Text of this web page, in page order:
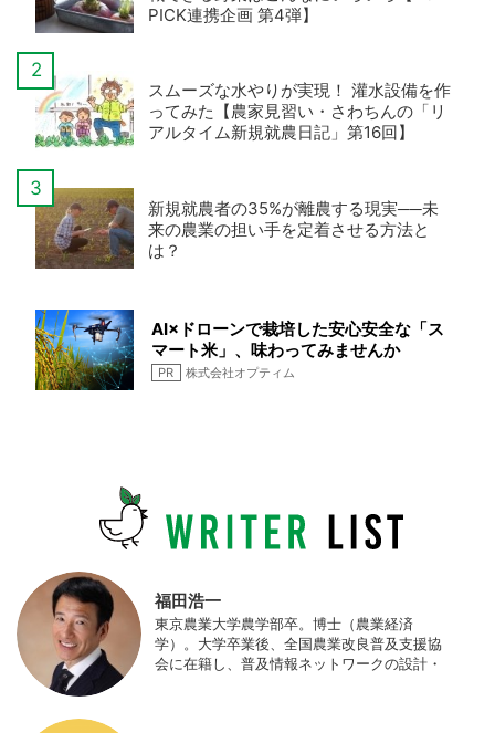
PICK連携企画 第4弾】
スムーズな水やりが実現！ 灌水設備を作
ってみた【農家見習い・さわちんの「リ
アルタイム新規就農日記」第16回】
新規就農者の35%が離農する現実──未
来の農業の担い手を定着させる方法と
は？
AI×ドローンで栽培した安心安全な「ス
マート米」、味わってみませんか
PR 株式会社オプティム
福田浩一
東京農業大学農学部卒。博士（農業経済
学）。大学卒業後、全国農業改良普及支援協
会に在籍し、普及情報ネットワークの設計・